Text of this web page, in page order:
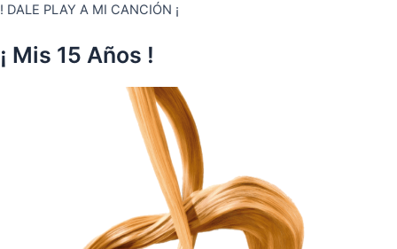
! DALE PLAY A MI CANCIÓN ¡
¡ Mis 15 Años !